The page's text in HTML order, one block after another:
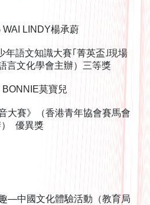
LINDY楊承蔚
年語文知識大賽｢菁英盃˩現場
言文化學會主辦）三等獎
莫寶兒
大賽》（香港青年協會賽馬會
） 優異獎
—中國文化體驗活動（教育局